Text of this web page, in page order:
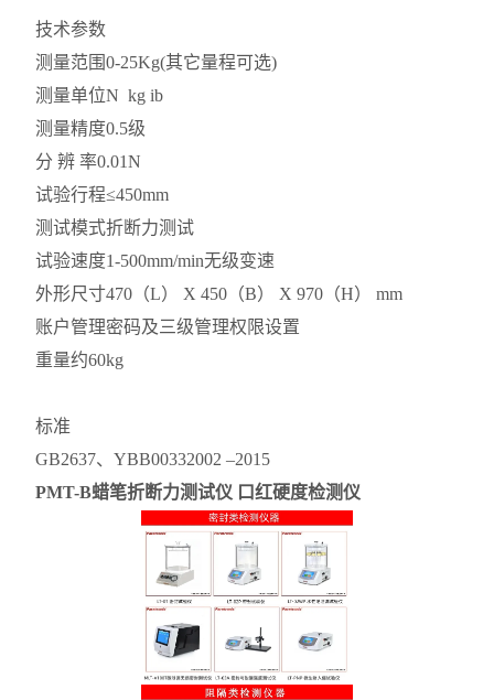
技术参数
测量范围0-25Kg(其它量程可选)
测量单位N kg ib
测量精度0.5级
分 辨 率0.01N
试验行程≤450mm
测试模式折断力测试
试验速度1-500mm/min无级变速
外形尺寸470（L） X 450（B） X 970（H） mm
账户管理密码及三级管理权限设置
重量约60kg
标准
GB2637、YBB00332002 –2015
PMT-B蜡笔折断力测试仪 口红硬度检测仪